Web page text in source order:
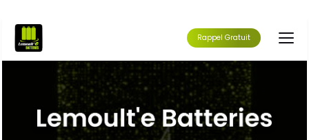
contenu
principal
Rappel Gratuit